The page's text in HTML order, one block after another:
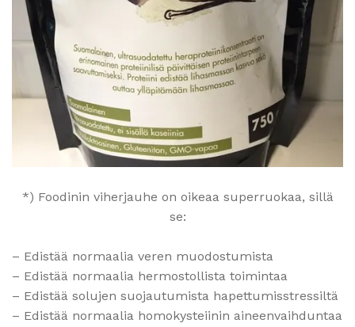
*) Foodinin viherjauhe on oikeaa superruokaa, sillä
se:
– Edistää normaalia veren muodostumista
– Edistää normaalia hermostollista toimintaa
– Edistää solujen suojautumista hapettumisstressiltä
– Edistää normaalia homokysteiinin aineenvaihduntaa